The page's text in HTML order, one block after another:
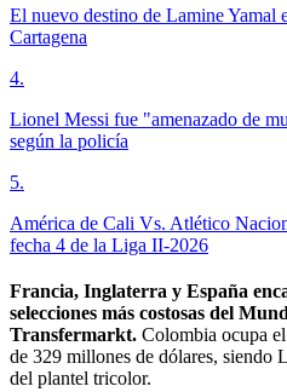
El nuevo destino de Lamine Yamal
Cartagena
4.
Lionel Messi fue "amenazado de
según la policía
5.
América de Cali Vs. Atlético
fecha 4 de la Liga II-2026
Francia, Inglaterra y España
selecciones más costosas del
Transfermarkt. Colombia ocupa
de 329 millones de dólares, siendo
del plantel tricolor.